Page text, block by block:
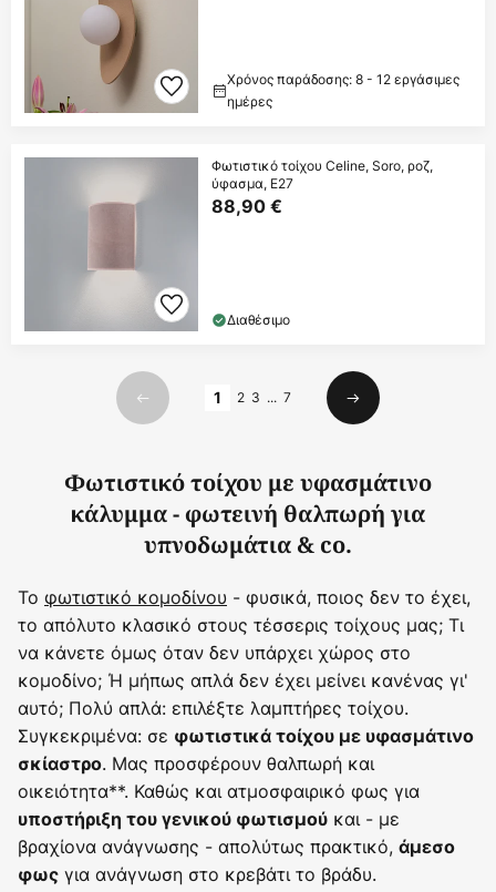
Χρόνος παράδοσης: 8 - 12 εργάσιμες
ημέρες
Φωτιστικό τοίχου Celine, Soro, ροζ,
ύφασμα, E27
88,90 €
Διαθέσιμο
Προηγούμενο
1 2 3 ... 7
Επόμενο
Φωτιστικό τοίχου με υφασμάτινο
κάλυμμα - φωτεινή θαλπωρή για
υπνοδωμάτια & co.
Το φωτιστικό κομοδίνου - φυσικά, ποιος δεν το έχει,
το απόλυτο κλασικό στους τέσσερις τοίχους μας; Τι
να κάνετε όμως όταν δεν υπάρχει χώρος στο
κομοδίνο; Ή μήπως απλά δεν έχει μείνει κανένας γι'
αυτό; Πολύ απλά: επιλέξτε λαμπτήρες τοίχου.
Συγκεκριμένα: σε φωτιστικά τοίχου με υφασμάτινο
σκίαστρο. Μας προσφέρουν θαλπωρή και
οικειότητα**. Καθώς και ατμοσφαιρικό φως για
υποστήριξη του γενικού φωτισμού και - με
βραχίονα ανάγνωσης - απολύτως πρακτικό, άμεσο
φως για ανάγνωση στο κρεβάτι το βράδυ.